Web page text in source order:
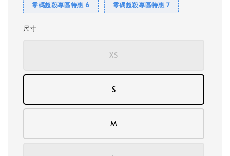
零碼超殺專區特惠 6 零碼超殺專區特惠 7
尺寸
XS
S
M